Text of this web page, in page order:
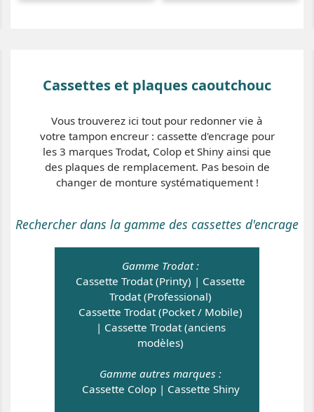
Cassettes et plaques caoutchouc
Vous trouverez ici tout pour redonner vie à
votre tampon encreur : cassette d'encrage pour
les 3 marques Trodat, Colop et Shiny ainsi que
des plaques de remplacement. Pas besoin de
changer de monture systématiquement !
Rechercher dans la gamme des cassettes d'encrage
Gamme Trodat :
Cassette Trodat (Printy) | Cassette
Trodat (Professional)
Cassette Trodat (Pocket / Mobile)
| Cassette Trodat (anciens
modèles)
Gamme autres marques :
Cassette Colop| Cassette Shiny